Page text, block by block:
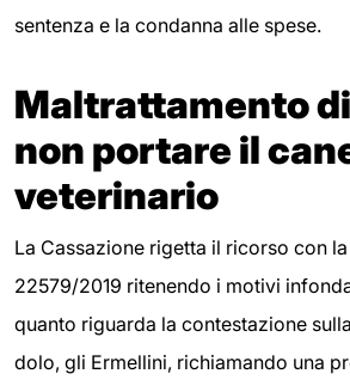
sentenza e la condanna alle spese.
Maltrattamento
non portare il
veterinario
La Cassazione rigetta il ricorso con
22579/2019 ritenendo i motivi
quanto riguarda la contestazione
dolo, gli Ermellini, richiamando una